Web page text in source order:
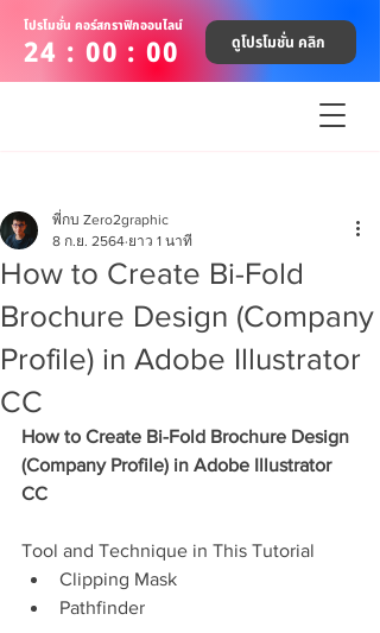
โปรโมชั่น คอร์สกราฟิกออนไลน์
24 : 00 : 00 ดูโปรโมชั่น คลิก
How to Create Bi-Fold
Brochure Design (Company
Profile) in Adobe Illustrator
CC
พี่กบ Zero2graphic
8 ก.ย. 2564 ยาว 1 นาที
How to Create Bi-Fold Brochure Design
(Company Profile) in Adobe Illustrator
CC
Tool and Technique in This Tutorial
Clipping Mask
Pathfinder